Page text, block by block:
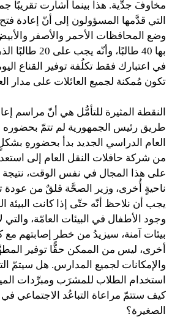
مخاوفَ جدِّية. هذا بينما أشارت تقريبًا
التي قدَّمها المسؤولون إلى أنّ إعادة
وضع المحافظات الأحمر والأصفر
بها 40 طالبًا،
في اعتبارك فقط تكلُفة توفير القناع
تكون مُمكنة لجميع العائلات على مدار
النقطة المثيرة للتأمُّل هي أنّ مراسم
طريق رئيس الجمهورية لم تتمّ
العام الدراسي الجديد بدأ بحضورهِ
من شركة حافلات النقل العام إلى
على هذا المجال في نفس الوقت، نتيجة
ناحيةٍ أُخرى، وزير الصحَّة قلقٌ من
يجب أن نلاحظ أنّه حتّى إذا كانت البيئة
وجود الأطفال في البيئات العامّة،
بيئات آمنة، سيزيدُ من خطر إصابتهم مع
أخرى، ليس من الممكن حقًّا توفير
والإمكانات لجميع المدارس. هل سيتمّ
استخدام الطلاب للمشرَب ومبرِّدات
كيف ستتمّ مراعاة التباعُد الاجتماعي
الصغيرة؟